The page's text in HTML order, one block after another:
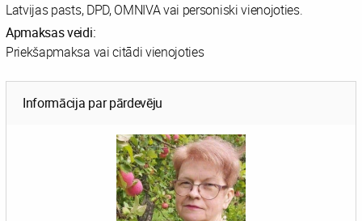
Latvijas pasts, DPD, OMNIVA vai personiski vienojoties.
Apmaksas veidi:
Priekšapmaksa vai citādi vienojoties
Informācija par pārdevēju